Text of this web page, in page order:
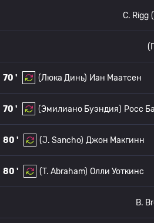
C. Rigg
70 ' (Люка Динь) Иан Маатсен
70 ' (Эмилиано Буэндия) Росс
80 ' (J. Sancho) Джон Макгинн
80 ' (T. Abraham) Олли Уоткинс
B.